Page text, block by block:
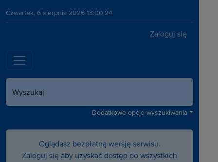
Czwartek, 6 sierpnia 2026 13:00:24
Zaloguj się
Wyszukaj
Dodatkowe opcje wyszukiwania
Oglądasz bezpłatną wersję serwisu.
Zaloguj się aby uzyskać dostęp do wszystkich